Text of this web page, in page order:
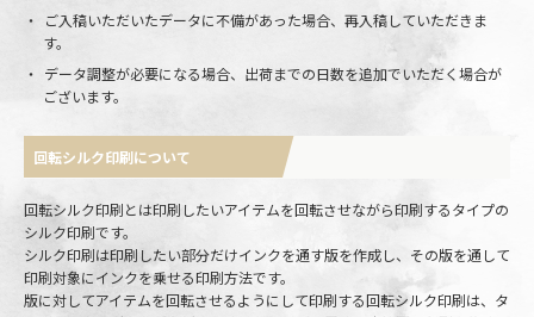
ご入稿いただいたデータに不備があった場合、再入稿していただきま
す。
データ調整が必要になる場合、出荷までの日数を追加でいただく場合が
ございます。
回転シルク印刷について
回転シルク印刷とは印刷したいアイテムを回転させながら印刷するタイプの
シルク印刷です。
シルク印刷は印刷したい部分だけインクを通す版を作成し、その版を通して
印刷対象にインクを乗せる印刷方法です。
版に対してアイテムを回転させるようにして印刷する回転シルク印刷は、タ